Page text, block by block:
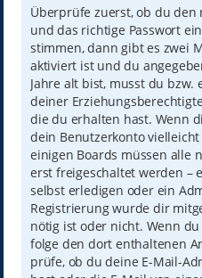
Überprüfe zuerst, ob du
und das richtige Passwort
stimmen, dann gibt es zwei
aktiviert ist und du
Jahre alt bist, musst du
deiner
die du erhalten hast. Wenn
dein Benutzerkonto
einigen Boards müssen alle
erst freigeschaltet werden –
selbst erledigen oder ein
Registrierung wurde dir
nötig ist oder nicht. Wenn
folge den dort enthaltenen
prüfe, ob du deine E-Mail-